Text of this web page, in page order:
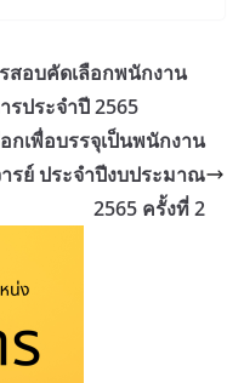
สอบคัดเลือกพนักงาน
ประจำปี 2565
กเพื่อบรรจุเป็นพนักงาน
รย์ ประจำปีงบประมาณ
2565 ครั้งที่ 2